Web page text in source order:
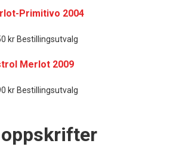
Primitivo 2004
kr Bestillingsutvalg
Merlot 2009
kr Bestillingsutvalg